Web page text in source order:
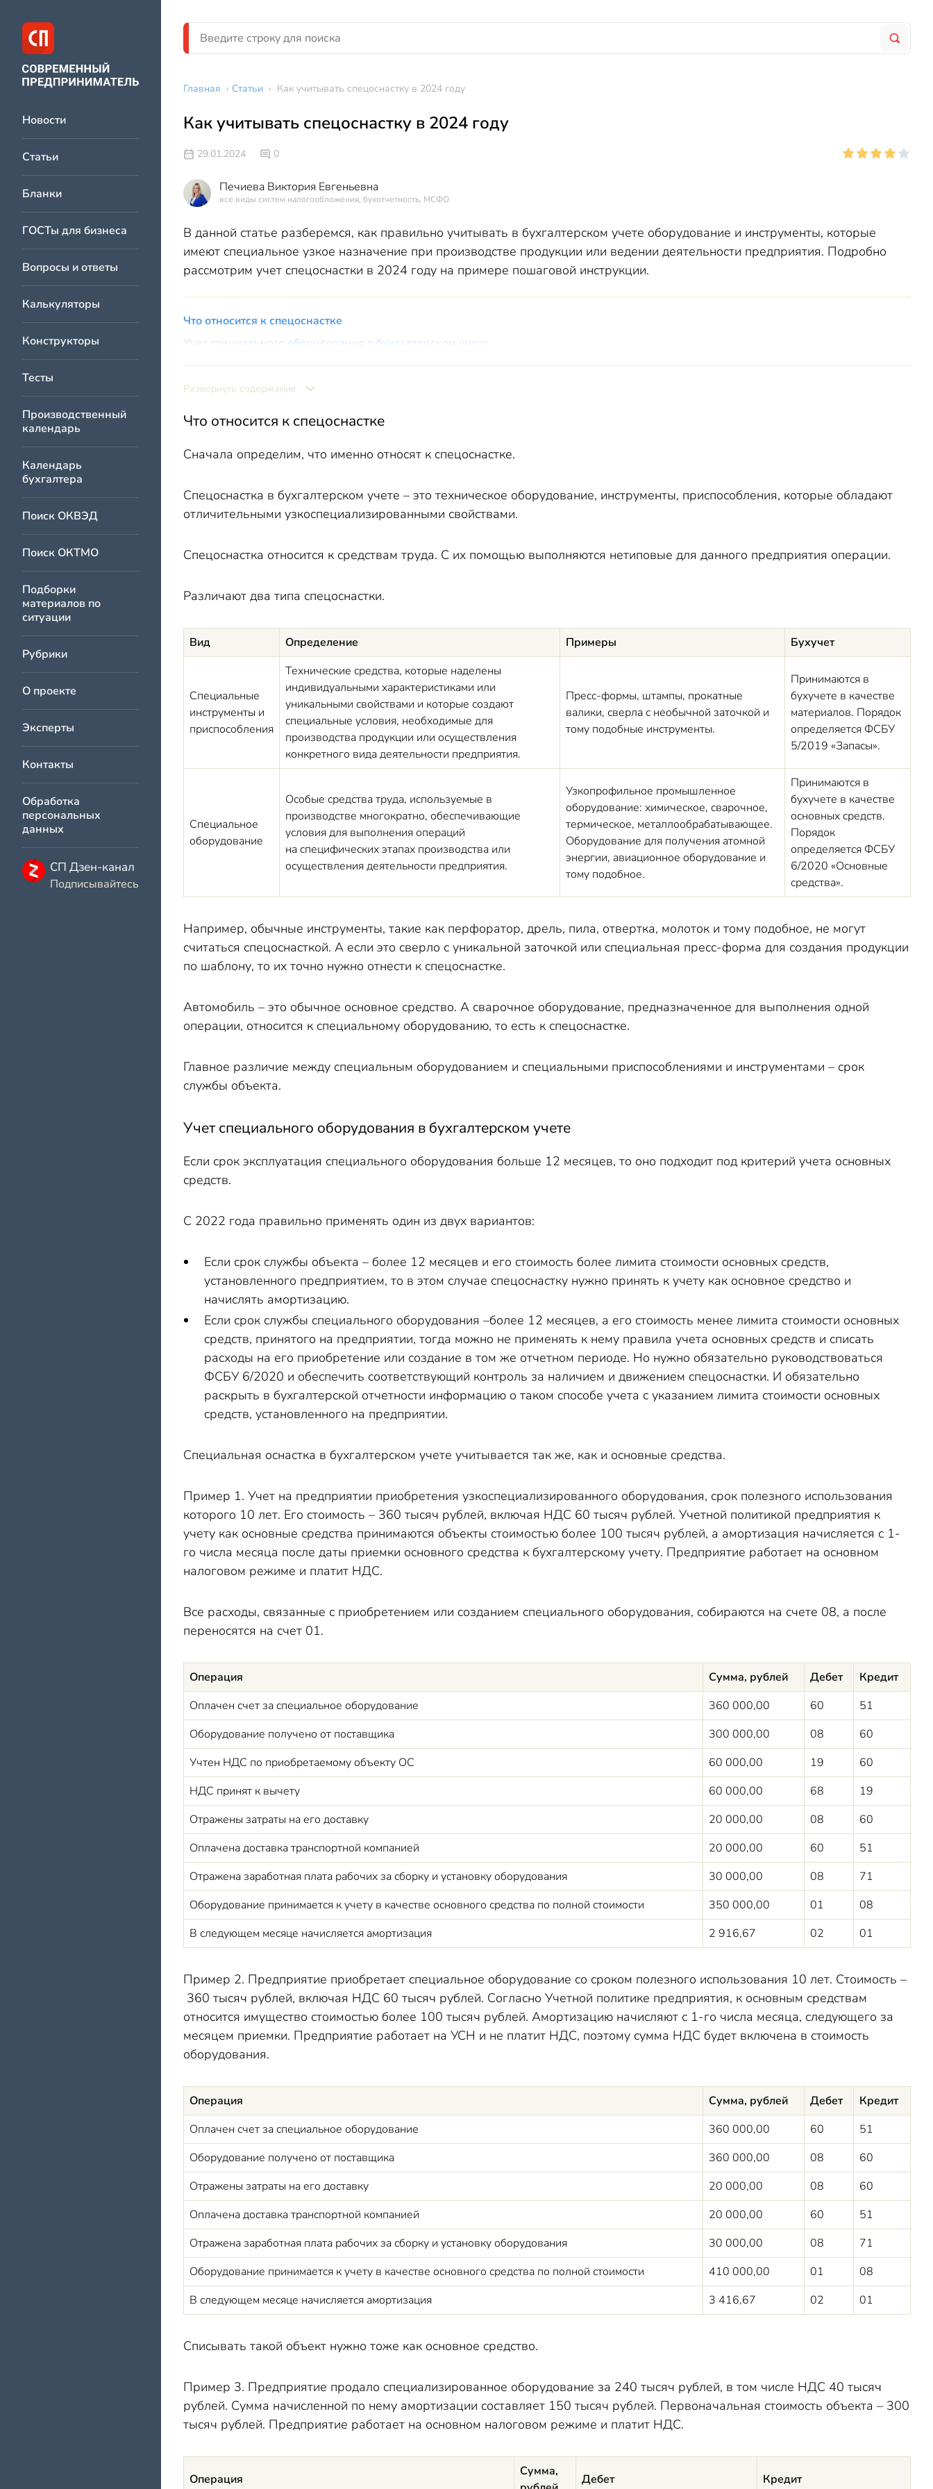
Новости
Статьи
Бланки
ГОСТы для бизнеса
Вопросы и ответы
Калькуляторы
Конструкторы
Тесты
Производственный
календарь
Календарь
бухгалтера
Поиск ОКВЭД
Поиск ОКТМО
Подборки
материалов по
ситуации
Рубрики
О проекте
Эксперты
Контакты
Обработка
персональных
данных
СП Дзен-канал
Подписывайтесь
Главная › Статьи › Как учитывать спецоснастку в 2024 году
Как учитывать спецоснастку в 2024 году
29.01.2024 0
Печиева Виктория Евгеньевна
все виды систем налогообложения, бухотчетность, МСФО
В данной статье разберемся, как правильно учитывать в бухгалтерском учете оборудование и инструменты, которые
имеют специальное узкое назначение при производстве продукции или ведении деятельности предприятия. Подробно
рассмотрим учет спецоснастки в 2024 году на примере пошаговой инструкции.
Что относится к спецоснастке
Учет специального оборудования в бухгалтерском учете
Учет специального оборудования в 1С
Учет специальных инструментов и приспособлений в бухгалтерском учете
Развернуть содержание
Что относится к спецоснастке
Сначала определим, что именно относят к спецоснастке.
Спецоснастка в бухгалтерском учете – это техническое оборудование, инструменты, приспособления, которые обладают
отличительными узкоспециализированными свойствами.
Спецоснастка относится к средствам труда. С их помощью выполняются нетиповые для данного предприятия операции.
Различают два типа спецоснастки.
Вид Определение Примеры Бухучет
Специальные
инструменты и
приспособления
Технические средства, которые наделены
индивидуальными характеристиками или
уникальными свойствами и которые создают
специальные условия, необходимые для
производства продукции или осуществления
конкретного вида деятельности предприятия.
Пресс-формы, штампы, прокатные
валики, сверла с необычной заточкой и
тому подобные инструменты.
Принимаются в
бухучете в качестве
материалов. Порядок
определяется ФСБУ
5/2019 «Запасы».
Специальное
оборудование
Особые средства труда, используемые в
производстве многократно, обеспечивающие
условия для выполненияопераций
наспецифических этапах производства или
осуществления деятельности предприятия.
Узкопрофильное промышленное
оборудование: химическое, сварочное,
термическое, металлообрабатывающее.
Оборудование для получения атомной
энергии, авиационное оборудование и
тому подобное.
Принимаются в
бухучете в качестве
основных средств.
Порядок
определяется ФСБУ
6/2020 «Основные
средства».
Например, обычные инструменты, такие как перфоратор, дрель, пила, отвертка, молоток и тому подобное, не могут
считаться спецоснасткой. А если это сверло с уникальной заточкой или специальная пресс-форма для создания продукции
по шаблону, то их точно нужно отнести к спецоснастке.
Автомобиль – это обычное основное средство. А сварочное оборудование, предназначенное для выполнения одной
операции, относится к специальному оборудованию, то есть к спецоснастке.
Главное различие между специальным оборудованием и специальными приспособлениями и инструментами – срок
службы объекта.
Учет специального оборудования в бухгалтерском учете
Если срок эксплуатация специального оборудования больше 12 месяцев, то оно подходит под критерий учета основных
средств.
С 2022 года правильно применять один из двух вариантов:
Если срок службы объекта – более 12 месяцев и его стоимость более лимита стоимости основных средств,
установленного предприятием, то в этом случае спецоснастку нужно принять к учету как основное средство и
начислять амортизацию.
Если срок службы специального оборудования –более 12 месяцев, а его стоимость менее лимита стоимости основных
средств, принятого на предприятии, тогда можно не применять к нему правила учета основных средств и списать
расходы на его приобретение или создание в том же отчетном периоде. Но нужно обязательно руководствоваться
ФСБУ 6/2020 и обеспечить соответствующий контроль за наличием и движением спецоснастки. И обязательно
раскрыть в бухгалтерской отчетности информацию о таком способе учета с указанием лимита стоимости основных
средств, установленного на предприятии.
Специальная оснастка в бухгалтерском учете учитывается так же, как и основные средства.
Пример 1. Учет на предприятии приобретения узкоспециализированного оборудования, срок полезного использования
которого 10 лет. Его стоимость – 360 тысяч рублей, включая НДС 60 тысяч рублей. Учетной политикой предприятия к
учету как основные средства принимаются объекты стоимостью более 100 тысяч рублей, а амортизация начисляется с 1-
го числа месяца после даты приемки основного средства к бухгалтерскому учету. Предприятие работает на основном
налоговом режиме и платит НДС.
Все расходы, связанные с приобретением или созданием специального оборудования, собираются на счете 08, а после
переносятся на счет 01.
Операция Сумма, рублей Дебет
Кредит
Оплачен счет за специальное оборудование
360 000,00 60
51
Оборудование получено от поставщика
300 000,00 08
60
Учтен НДС по приобретаемому объекту ОС
60 000,00 19
60
НДС принят к вычету
60 000,00 68
19
Отражены затраты на его доставку
20 000,00 08
60
Оплачена доставка транспортной компанией 20 000,00 60
51
Отражена заработная плата рабочих за сборку и установку оборудования
30 000,00 08
71
Оборудование принимается к учету в качестве основного средства по полной стоимости
350 000,00 01
08
В следующем месяце начисляется амортизация 2 916,67 02 01
Пример 2. Предприятие приобретает специальное оборудование со сроком полезного использования 10 лет. Стоимость –
360 тысяч рублей, включая НДС 60 тысяч рублей. Согласно Учетной политике предприятия, к основным средствам
относится имущество стоимостью более 100 тысяч рублей. Амортизацию начисляют с 1-го числа месяца, следующего за
месяцем приемки. Предприятие работает на УСН и не платит НДС, поэтому сумма НДС будет включена в стоимость
оборудования.
Операция Сумма, рублей Дебет
Кредит
Оплачен счет за специальное оборудование
360 000,00 60
51
Оборудование получено от поставщика
360 000,00 08
60
Отражены затраты на его доставку
20 000,00 08
60
Оплачена доставка транспортной компанией 20 000,00 60
51
Отражена заработная плата рабочих за сборку и установку оборудования
30 000,00 08
71
Оборудование принимается к учету в качестве основного средства по полной стоимости
410 000,00 01
08
В следующем месяце начисляется амортизация 3 416,67 02 01
Списывать такой объект нужно тоже как основное средство.
Пример 3. Предприятие продало специализированное оборудование за 240 тысяч рублей, в том числе НДС 40 тысяч
рублей. Сумма начисленной по нему амортизации составляет 150 тысяч рублей. Первоначальная стоимость объекта – 300
тысяч рублей. Предприятие работает на основном налоговом режиме и платит НДС.
Операция
Сумма,
Дебет Кредит